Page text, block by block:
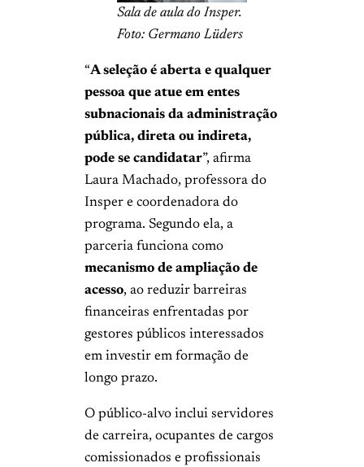
Sala de aula do Insper.
Foto: Germano Lüders
“A seleção é aberta e qualquer
pessoa que atue em entes
subnacionais da administração
pública, direta ou indireta,
pode se candidatar”, afirma
Laura Machado, professora do
Insper e coordenadora do
programa. Segundo ela, a
parceria funciona como
mecanismo de ampliação de
acesso, ao reduzir barreiras
financeiras enfrentadas por
gestores públicos interessados
em investir em formação de
longo prazo.
O público-alvo inclui servidores
de carreira, ocupantes de cargos
comissionados e profissionais